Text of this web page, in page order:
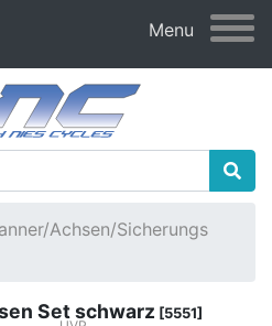
Menu
Achsen/Sicherungs
Set schwarz [5551]